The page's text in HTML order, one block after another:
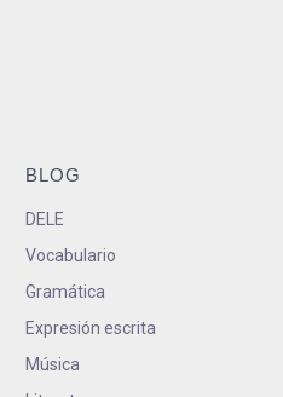
BLOG
DELE
Vocabulario
Gramática
Expresión escrita
Música